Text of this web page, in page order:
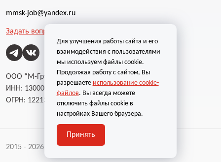
mmsk-job@yandex.ru
Задать вопрос
ООО “М-Групп”
ИНН: 1300002787
ОГРН: 1221300004232
2015 - 2026 | Все права защищены
Для улучшения работы сайта и его
взаимодействия с пользователями
мы используем файлы cookie.
Продолжая работу с сайтом, Вы
разрешаете использование cookie-
файлов. Вы всегда можете
отключить файлы cookie в
настройках Вашего браузера.
Принять